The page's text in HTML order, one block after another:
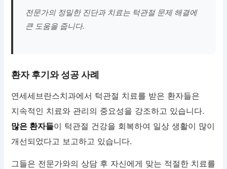
전문가의 정밀한 진단과 치료는 턱관절 문제 해결에
큰 도움을 줍니다.
환자 후기와 성공 사례
연세세브란스치과에서 턱관절 치료를 받은 환자들은
지속적인 치료와 관리의 중요성을 강조하고 있습니다.
많은 환자들이 턱관절 건강을 회복하여 일상 생활이 많이
개선되었다고 보고하고 있습니다.
그들은 전문가와의 상담 후 자신에게 맞는 적절한 치료를